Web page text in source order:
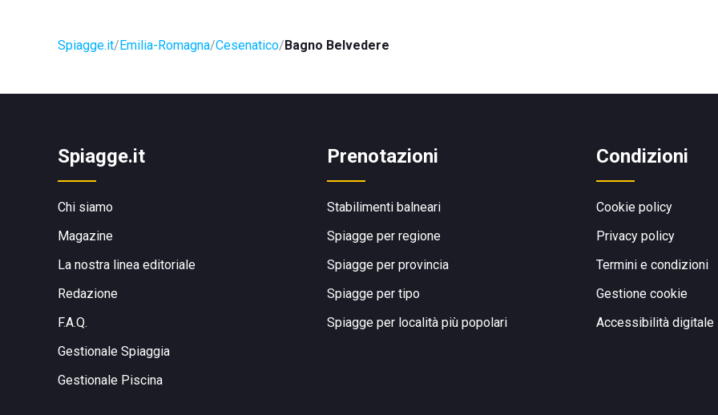
Spiagge.it Emilia-Romagna Cesenatico Bagno Belvedere
Spiagge.it
Chi siamo
Magazine
La nostra linea editoriale
Redazione
F.A.Q.
Gestionale Spiaggia
Gestionale Piscina
Prenotazioni
Stabilimenti balneari
Spiagge per regione
Spiagge per provincia
Spiagge per tipo
Spiagge per località più popolari
Condizioni
Cookie policy
Privacy policy
Termini e condizioni
Gestione cookie
Accessibilità digitale